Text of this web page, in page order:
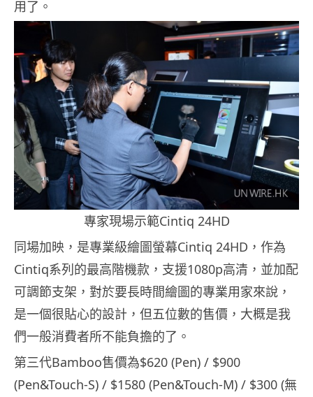
用了。
專家現場示範Cintiq 24HD
同場加映，是專業級繪圖螢幕Cintiq 24HD，作為
Cintiq系列的最高階機款，支援1080p高清，並加配
可調節支架，對於要長時間繪圖的專業用家來說，
是一個很貼心的設計，但五位數的售價，大概是我
們一般消費者所不能負擔的了。
第三代Bamboo售價為$620 (Pen) / $900
(Pen&Touch-S) / $1580 (Pen&Touch-M) / $300 (無